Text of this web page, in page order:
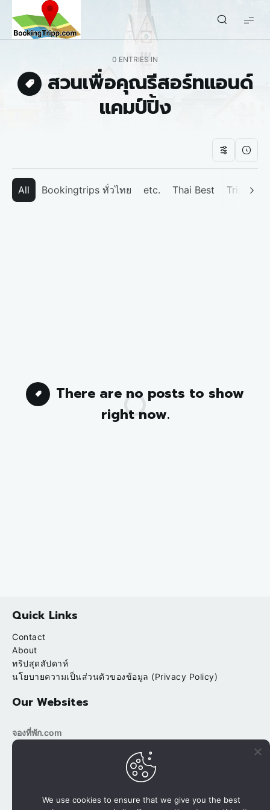
bookingtripp.com
0 ENTRIES IN
สวนเพื่อคุณรีสอร์ทแอนด์
แคมป์ปิ้ง
All Bookingtrips ทั่วไทย etc. Thai Best Tripp
There are no posts to show
right now.
Quick Links
Contact
About
ทริปสุดสัปดาห์
นโยบายความเป็นส่วนตัวของข้อมูล (Privacy Policy)
Our Websites
จองที่พัก.com
บ้านต้นข้าว ริมน้ำ สวนผึ้ง ราชบุรี
We use cookies to ensure that we give you the best